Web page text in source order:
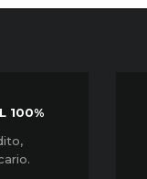
100%